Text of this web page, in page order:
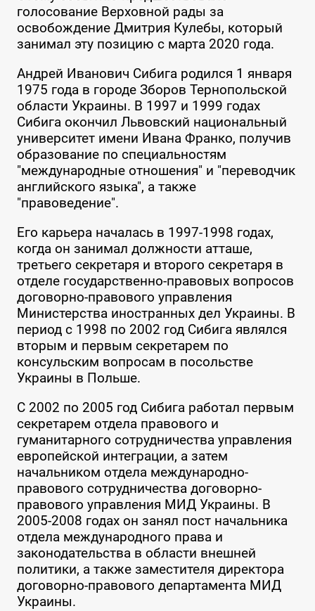
голосование Верховной рады за
освобождение Дмитрия Кулебы, который
занимал эту позицию с марта 2020 года.
Андрей Иванович Сибига родился 1 января
1975 года в городе Зборов Тернопольской
области Украины. В 1997 и 1999 годах
Сибига окончил Львовский национальный
университет имени Ивана Франко, получив
образование по специальностям
"международные отношения" и "переводчик
английского языка", а также
"правоведение".
Его карьера началась в 1997-1998 годах,
когда он занимал должности атташе,
третьего секретаря и второго секретаря в
отделе государственно-правовых вопросов
договорно-правового управления
Министерства иностранных дел Украины. В
период с 1998 по 2002 год Сибига являлся
вторым и первым секретарем по
консульским вопросам в посольстве
Украины в Польше.
С 2002 по 2005 год Сибига работал первым
секретарем отдела правового и
гуманитарного сотрудничества управления
европейской интеграции, а затем
начальником отдела международно-
правового сотрудничества договорно-
правового управления МИД Украины. В
2005-2008 годах он занял пост начальника
отдела международного права и
законодательства в области внешней
политики, а также заместителя директора
договорно-правового департамента МИД
Украины.